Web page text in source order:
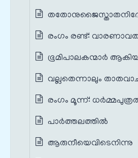
രംഗം രണ്ട്:
ഭൂമിപാലകന്മാര്‍
വല്ലതെന്നാലും
രംഗം മൂന്ന്:
പാര്‍ത്തലത്തില്‍
ആരുനീയെവിടെനിന്നു